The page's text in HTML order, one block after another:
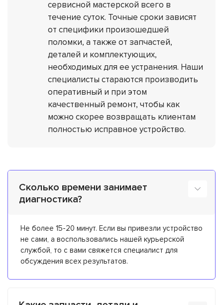
сервисной мастерской всего в
течение суток. Точные сроки зависят
от специфики произошедшей
поломки, а также от запчастей,
деталей и комплектующих,
необходимых для ее устранения. Наши
специалисты стараются производить
оперативный и при этом
качественный ремонт, чтобы как
можно скорее возвращать клиентам
полностью исправное устройство.
Сколько времени занимает
диагностика?
Не более 15-20 минут. Если вы привезли устройство
не сами, а воспользовались нашей курьерской
службой, то с вами свяжется специалист для
обсуждения всех результатов.